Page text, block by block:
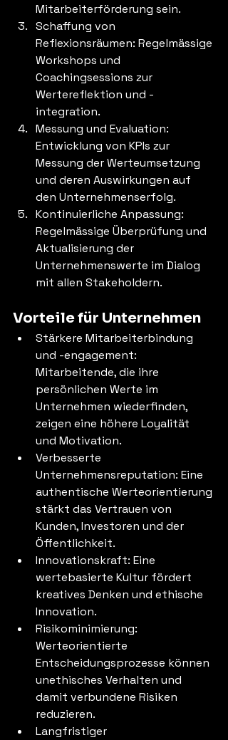
Mitarbeiterförderung sein.
Schaffung von
Reflexionsräumen: Regelmässige
Workshops und
Coachingsessions zur
Wertereflektion und -
integration.
Messung und Evaluation:
Entwicklung von KPIs zur
Messung der Werteumsetzung
und deren Auswirkungen auf
den Unternehmenserfolg.
Kontinuierliche Anpassung:
Regelmässige Überprüfung und
Aktualisierung der
Unternehmenswerte im Dialog
mit allen Stakeholdern.
Vorteile für Unternehmen
Stärkere Mitarbeiterbindung
und -engagement:
Mitarbeitende, die ihre
persönlichen Werte im
Unternehmen wiederfinden,
zeigen eine höhere Loyalität
und Motivation.
Verbesserte
Unternehmensreputation: Eine
authentische Werteorientierung
stärkt das Vertrauen von
Kunden, Investoren und der
Öffentlichkeit.
Innovationskraft: Eine
wertebasierte Kultur fördert
kreatives Denken und ethische
Innovation.
Risikominimierung:
Werteorientierte
Entscheidungsprozesse können
unethisches Verhalten und
damit verbundene Risiken
reduzieren.
Langfristiger